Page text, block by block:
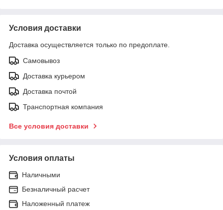
Условия доставки
Доставка осуществляется только по предоплате.
Самовывоз
Доставка курьером
Доставка почтой
Транспортная компания
Все условия доставки
Условия оплаты
Наличными
Безналичный расчет
Наложенный платеж